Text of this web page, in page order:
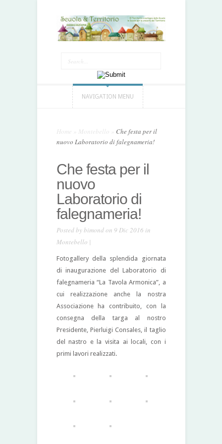
NAVIGATION MENU
Home Montebello
Che festa per il
nuovo Laboratorio di falegnameria!
Che festa per il
nuovo
Laboratorio di
falegnameria!
Posted bybimondon 9 Dic 2016 in
Montebello |
Fotogallery della splendida giornata
di inaugurazione del Laboratorio di
falegnameria “La Tavola Armonica”, a
cui realizzazione anche la nostra
Associazione ha contribuito, con la
consegna della targa al nostro
Presidente, Pierluigi Consales, il taglio
del nastro e la visita ai locali, con i
primi lavori realizzati.